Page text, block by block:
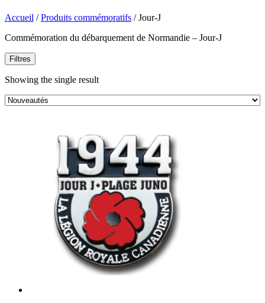
Accueil /Produits commémoratifs /Jour-J
du
débarquement
de
–
Commémoration du débarquement de Normandie – Jour-J
Filtres
Showing the single result